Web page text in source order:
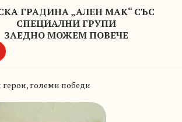
ГРАДИНА „АЛЕН МАК“ СЪС
СПЕЦИАЛНИ ГРУПИ
ЗАЕДНО МОЖЕМ ПОВЕЧЕ
големи победи